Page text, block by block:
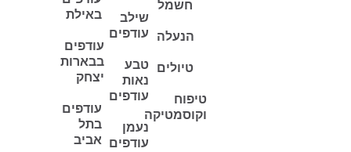
חשמל
הנעלה
טיולים
טיפוח
וקוסמטיקה
שילב
עודפים
טבע
נאות
עודפים
נעמן
עודפים
באילת
עודפים
בבארות
יצחק
עודפים
בתל
אביב